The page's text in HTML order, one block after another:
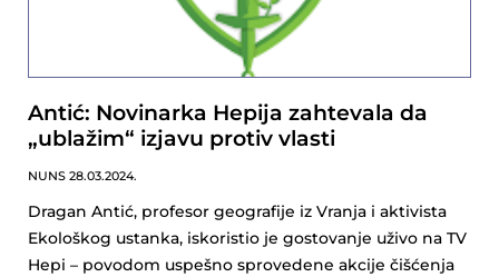
Antić: Novinarka Hepija zahtevala da
„ublažim“ izjavu protiv vlasti
NUNS 28.03.2024.
Dragan Antić, profesor geografije iz Vranja i aktivista
Ekološkog ustanka, iskoristio je gostovanje uživo na TV
Hepi – povodom uspešno sprovedene akcije čišćenja